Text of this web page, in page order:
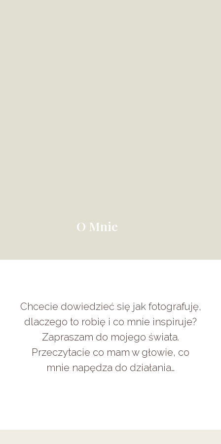
O Mnie
Chcecie dowiedzieć się jak fotografuję,
dlaczego to robię i co mnie inspiruje?
Zapraszam do mojego świata.
Przeczytacie co mam w głowie, co
mnie napędza do działania…